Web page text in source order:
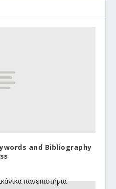
and Bibliography